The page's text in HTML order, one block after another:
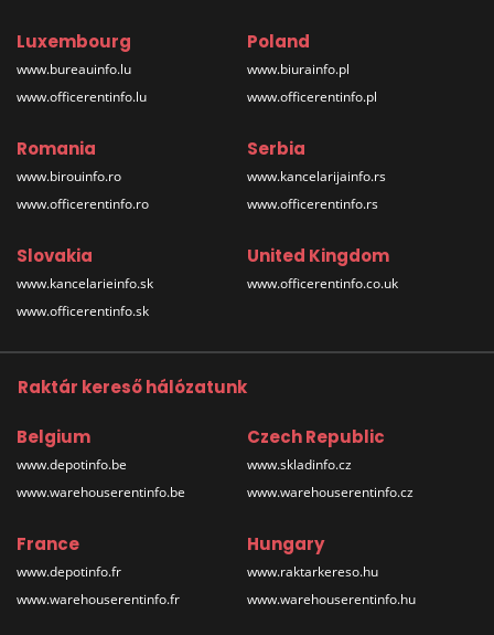
Luxembourg
www.bureauinfo.lu
www.officerentinfo.lu
Poland
www.biurainfo.pl
www.officerentinfo.pl
Romania
www.birouinfo.ro
www.officerentinfo.ro
Serbia
www.kancelarijainfo.rs
www.officerentinfo.rs
Slovakia
www.kancelarieinfo.sk
www.officerentinfo.sk
United Kingdom
www.officerentinfo.co.uk
Raktár kereső hálózatunk
Belgium
www.depotinfo.be
www.warehouserentinfo.be
Czech Republic
www.skladinfo.cz
www.warehouserentinfo.cz
France
www.depotinfo.fr
www.warehouserentinfo.fr
Hungary
www.raktarkereso.hu
www.warehouserentinfo.hu